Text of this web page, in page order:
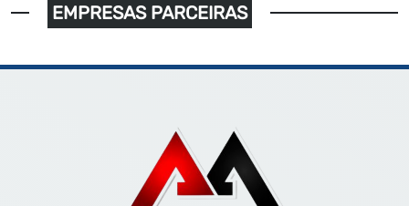
EMPRESAS PARCEIRAS